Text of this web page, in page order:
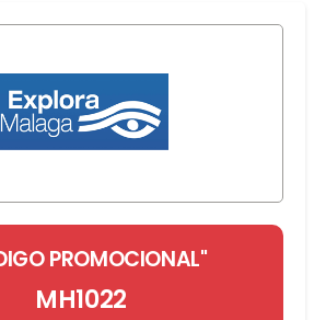
PROMOCIONAL"
MH1022